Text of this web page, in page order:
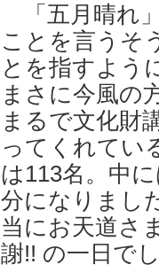
「五月晴
ことを言うそ
とを指すよう
まさに今風の
まるで文化財
ってくれてい
は113名。中
分になりまし
当にお天道さ
謝!! の一日で